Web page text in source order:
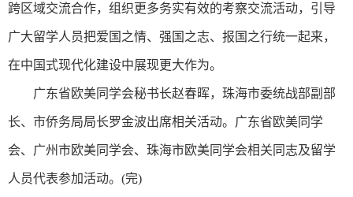
跨区域交流合作，组织更多务实有效的考察交流活动，引导
广大留学人员把爱国之情、强国之志、报国之行统一起来，
在中国式现代化建设中展现更大作为。
广东省欧美同学会秘书长赵春晖，珠海市委统战部副部
长、市侨务局局长罗金波出席相关活动。广东省欧美同学
会、广州市欧美同学会、珠海市欧美同学会相关同志及留学
人员代表参加活动。(完)